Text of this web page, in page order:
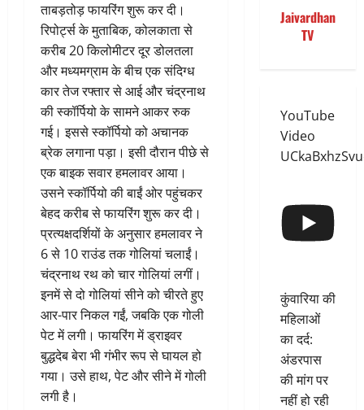
ताबड़तोड़ फायरिंग शुरू कर दी।
रिपोर्ट्स के मुताबिक, कोलकाता से
करीब 20 किलोमीटर दूर डोलतला
और मध्यमग्राम के बीच एक संदिग्ध
कार तेज रफ्तार से आई और चंद्रनाथ
की स्कॉर्पियो के सामने आकर रुक
गई। इससे स्कॉर्पियो को अचानक
ब्रेक लगाना पड़ा। इसी दौरान पीछे से
एक बाइक सवार हमलावर आया।
उसने स्कॉर्पियो की बाईं ओर पहुंचकर
बेहद करीब से फायरिंग शुरू कर दी।
प्रत्यक्षदर्शियों के अनुसार हमलावर ने
6 से 10 राउंड तक गोलियां चलाईं।
चंद्रनाथ रथ को चार गोलियां लगीं।
इनमें से दो गोलियां सीने को चीरते हुए
आर-पार निकल गईं, जबकि एक गोली
पेट में लगी। फायरिंग में ड्राइवर
बुद्धदेब बेरा भी गंभीर रूप से घायल हो
गया। उसे हाथ, पेट और सीने में गोली
लगी है।
Jaivardhan
TV
YouTube
Video
कुंवारिया की
महिलाओं
का दर्द:
अंडरपास
की मांग पर
नहीं हो रही